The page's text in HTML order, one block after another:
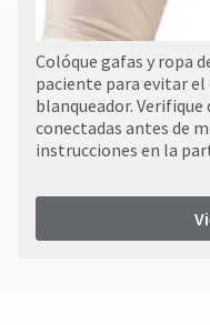
Colóque gafas y ropa
paciente para evitar
blanqueador.
conectadas antes de
instrucciones en la